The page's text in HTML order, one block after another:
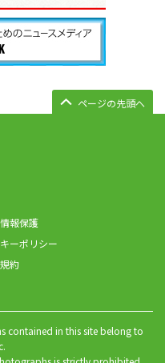
ページの先頭へ
報保護
ーポリシー
約
contained in this site belong to